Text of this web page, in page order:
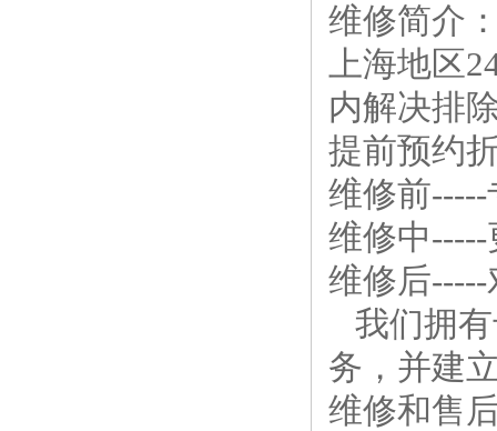
维修简介
上海地区
内解决排
提前预约
维修前
维修中
维修后
我们拥有
务，并建
维修和售